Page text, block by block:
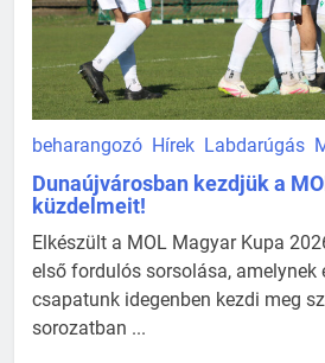
beharangozó Hírek Labdarúgás
Dunaújvárosban kezdjük a
küzdelmeit!
Elkészült a MOL Magyar Kupa
első fordulós sorsolása, amelynek
csapatunk idegenben kezdi meg
sorozatban ...